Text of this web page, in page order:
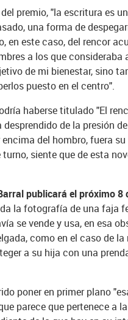
premio, "la escritura es
una forma de
en este caso, del rencor
a los que consideraba
de mi bienestar, sino
puesto en el centro".
haberse titulado "El
desprendido de la presión
del hombro, fuera su
siente que de esta
publicará el próximo 8
la fotografía de una faja
se vende y usa, en esa
como en el caso de la
a su hija con una
poner en primer plano
parece que pertenece a